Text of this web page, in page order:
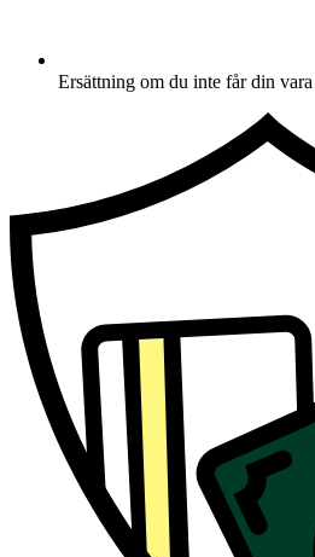
Ersättning om du inte får din vara